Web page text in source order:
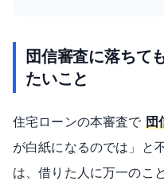
団信審査に落ちて
たいこと
住宅ローンの本審査で 団
が白紙になるのでは」と
は、借りた人に万一のこ